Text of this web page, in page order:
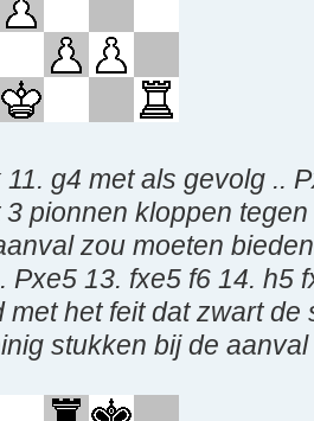
g4 met als gevolg ..
pionnen kloppen
zou moeten
Pxe5 13. fxe5 f6 14. h5
met het feit dat zwart
stukken bij de